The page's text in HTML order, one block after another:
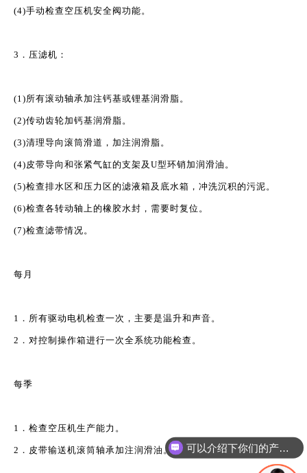
(4)手动检查空压机安全阀功能。
3．压滤机：
(1)所有滚动轴承加注钙基或锂基润滑脂。
(2)传动齿轮加钙基润滑脂。
(3)清理导向滚筒滑道，加注润滑脂。
(4)皮带导向和张紧气缸的支架及U型环销加润滑油。
(5)检查排水区和压力区的滤液箱及底水箱，冲洗沉积的污泥。
(6)检查各转动轴上的橡胶水封，需要时复位。
(7)检查滤带情况。
每月
1．所有驱动电机检查一次，主要是温升和声音。
2．对控制操作箱进行一次全系统功能检查。
每季
1．检查空压机生产能力。
2．皮带输送机滚筒轴承加注润滑油。 可以介绍下你们的产品么